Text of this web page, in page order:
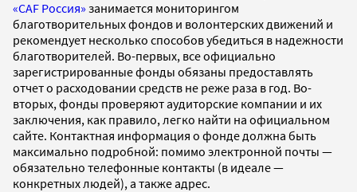
«CAF Россия» занимается мониторингом
благотворительных фондов и волонтерских движений и
рекомендует несколько способов убедиться в надежности
благотворителей. Во-первых, все официально
зарегистрированные фонды обязаны предоставлять
отчет о расходовании средств не реже раза в год. Во-
вторых, фонды проверяют аудиторские компании и их
заключения, как правило, легко найти на официальном
сайте. Контактная информация о фонде должна быть
максимально подробной: помимо электронной почты —
обязательно телефонные контакты (в идеале —
конкретных людей), а также адрес.